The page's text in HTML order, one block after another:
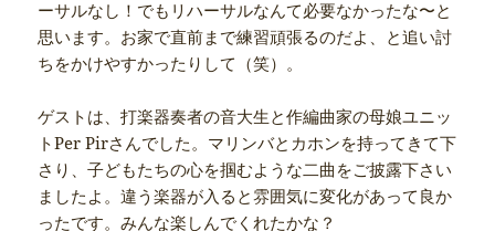
ーサルなし！でもリハーサルなんて必要なかったな〜と
思います。お家で直前まで練習頑張るのだよ、と追い討
ちをかけやすかったりして（笑）。
ゲストは、打楽器奏者の音大生と作編曲家の母娘ユニッ
トPer Pirさんでした。マリンバとカホンを持ってきて下
さり、子どもたちの心を掴むような二曲をご披露下さい
ましたよ。違う楽器が入ると雰囲気に変化があって良か
ったです。みんな楽しんでくれたかな？